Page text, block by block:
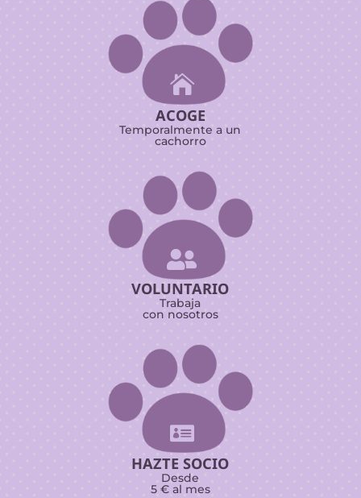

ACOGE
Temporalmente a un
cachorro

VOLUNTARIO
Trabaja
con nosotros

HAZTE SOCIO
Desde
5 € al mes